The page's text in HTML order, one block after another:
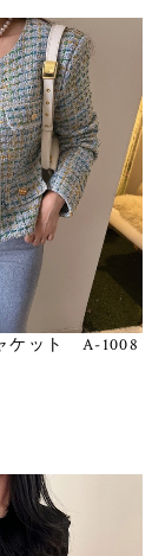
ケット A-1008